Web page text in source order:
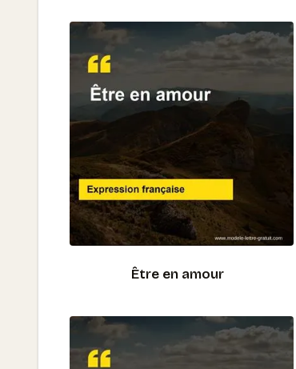
Être en amour